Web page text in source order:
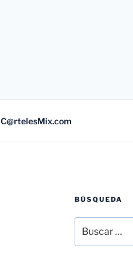
C@rtelesMix.com
BÚSQUEDA
por: